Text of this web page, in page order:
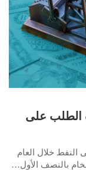
الطلب على
النفط خلال العام